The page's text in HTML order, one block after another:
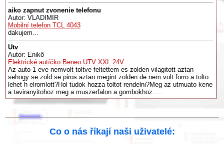
aiko zapnut zvonenie telefonu
Autor: VLADIMIR
Mobilní telefon TCL 4043
dakujem...
Utv
Autor: Enikő
Elektrické autíčko Beneo UTV XXL 24V
Az auto 1 eve nemvolt toltve feltettem es zolden vilagitott aztan
sehogy se zold se piros aztan megint zolden de nem volt forro a tolto
lehet h elromlott?Hol tudok hozza toltot rendelni?Meg az utmuato kene
a taviranyitohoz meg a muszerfalon a gombokhoz.....
Co o nás říkají naši uživatelé: